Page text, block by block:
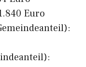
Euro